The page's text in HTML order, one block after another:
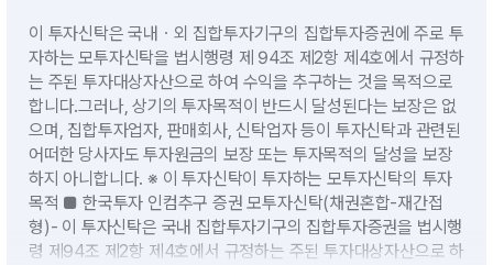
이 투자신탁은 국내ㆍ외 집합투자기구의 집합투자증권에 주로 투
자하는 모투자신탁을 법시행령 제 94조 제2항 제4호에서 규정하
는 주된 투자대상자산으로 하여 수익을 추구하는 것을 목적으로
합니다.그러나, 상기의 투자목적이 반드시 달성된다는 보장은 없
으며, 집합투자업자, 판매회사, 신탁업자 등이 투자신탁과 관련된
어떠한 당사자도 투자원금의 보장 또는 투자목적의 달성을 보장
하지 아니합니다. ※ 이 투자신탁이 투자하는 모투자신탁의 투자
목적 ■ 한국투자 인컴추구 증권 모투자신탁(채권혼합-재간접
형)- 이 투자신탁은 국내 집합투자기구의 집합투자증권을 법시행
령 제94조 제2항 제4호에서 규정하는 주된 투자대상자산으로 하